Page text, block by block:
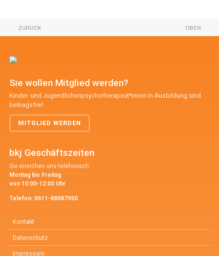
OBEN
ZURÜCK
Sie wollen Mitglied werden?
Kinder- und Jugendlichenpsychotherapeut*innen in Ausbildung sind
beitragsfrei!
MITGLIED WERDEN
bkj Geschäftszeiten
Sie erreichen uns telefonisch:
Montag bis Freitag
von 10:00-12:00 Uhr
Telefon: 0611-88087950
Kontakt
Datenschutz
Impressum